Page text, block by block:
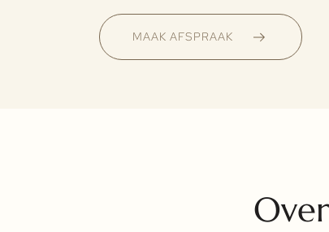
MAAK AFSPRAAK